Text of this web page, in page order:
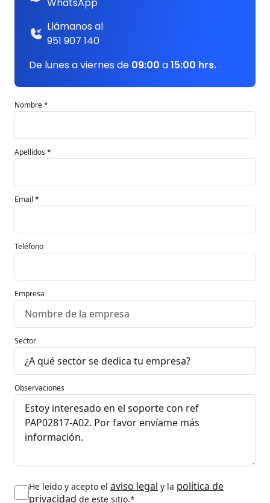
WhatsApp
Llámanos al
951 907 140
De lunes a viernes de 09:00 a15:00 hrs.
Nombre *
Apellidos *
Email *
Teléfono
Empresa
Sector
Observaciones
He leído y acepto el aviso legal y la política de
privacidad de este sitio.*